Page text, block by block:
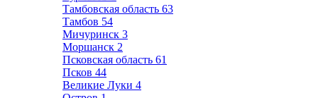
Тамбовская область 63
Тамбов 54
Мичуринск 3
Моршанск 2
Псковская область 61
Псков 44
Великие Луки 4